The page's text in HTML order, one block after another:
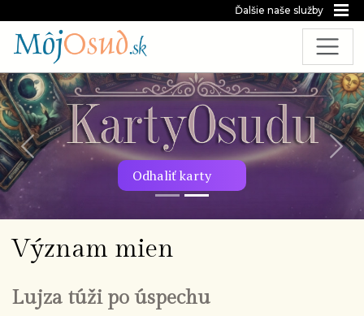
Ďalšie naše služby
Odhaliť karty
Predchádzajúca snímka
Význam mien
Lujza túži po úspechu